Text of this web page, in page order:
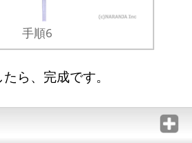
手順6
ら、完成です。